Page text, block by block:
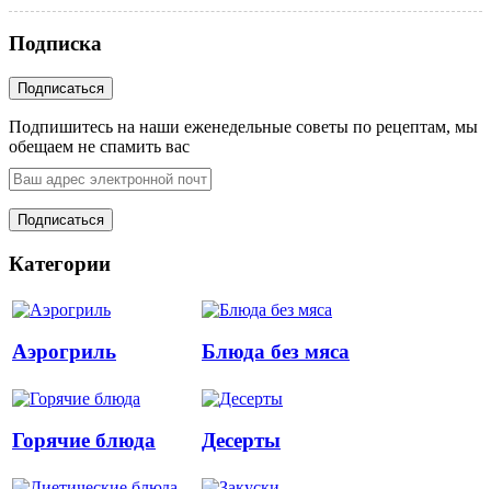
Подписка
Подпишитесь на наши еженедельные советы по рецептам, мы
обещаем не спамить вас
Категории
Аэрогриль Блюда без мяса
Горячие блюда Десерты